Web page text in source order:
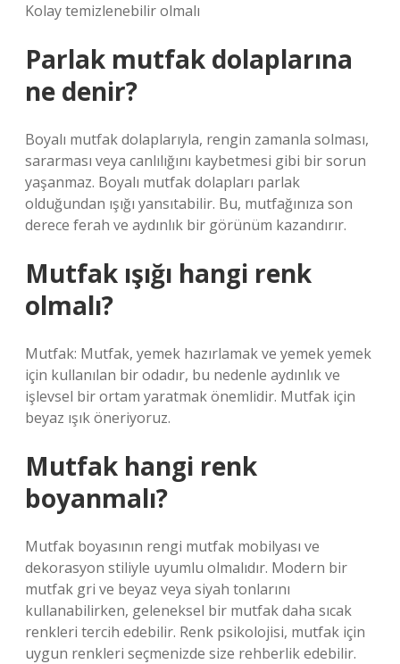
Kolay temizlenebilir olmalı
Parlak mutfak dolaplarına
ne denir?
Boyalı mutfak dolaplarıyla, rengin zamanla solması,
sararması veya canlılığını kaybetmesi gibi bir sorun
yaşanmaz. Boyalı mutfak dolapları parlak
olduğundan ışığı yansıtabilir. Bu, mutfağınıza son
derece ferah ve aydınlık bir görünüm kazandırır.
Mutfak ışığı hangi renk
olmalı?
Mutfak: Mutfak, yemek hazırlamak ve yemek yemek
için kullanılan bir odadır, bu nedenle aydınlık ve
işlevsel bir ortam yaratmak önemlidir. Mutfak için
beyaz ışık öneriyoruz.
Mutfak hangi renk
boyanmalı?
Mutfak boyasının rengi mutfak mobilyası ve
dekorasyon stiliyle uyumlu olmalıdır. Modern bir
mutfak gri ve beyaz veya siyah tonlarını
kullanabilirken, geleneksel bir mutfak daha sıcak
renkleri tercih edebilir. Renk psikolojisi, mutfak için
uygun renkleri seçmenizde size rehberlik edebilir.